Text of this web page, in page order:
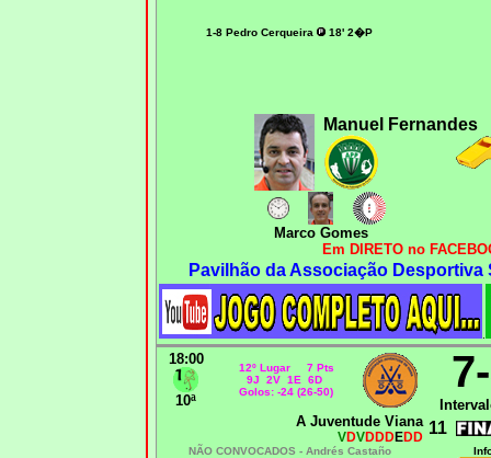
1-8 Pedro Cerqueira 18' 2�P
Manuel Fernandes
Marco Gomes
Em DIRETO no
Pavilhão da Associação
18:00
10ª
12º Lugar 7 Pts
9J 2V 1E 6D
Golos: -24 (26-50)
A Juventude Viana
VDVDDDEDD 11
NÃO CONVOCADOS - Andrés Castaño